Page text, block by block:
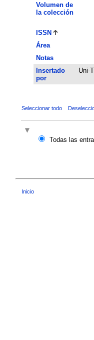
Volumen de
la colección
ISSN
Área
Notas
Insertado
por
Uni-
Seleccionar todo
Todas las
Inicio